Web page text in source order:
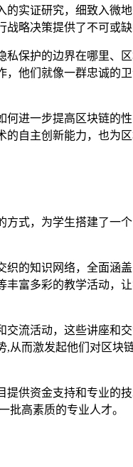
实证研究，细致入微
略决策提供了不可或缺
保护的边界在哪里、
他们就像一群忠诚的
进一步提高区块链的
自主创新能力，也为
式，为学生搭建了一
的知识网络，全面涵
富多彩的教学活动，
流活动，这些讲座和
从而激发起他们对区块
供资金支持和专业的
批高素质的专业人才。